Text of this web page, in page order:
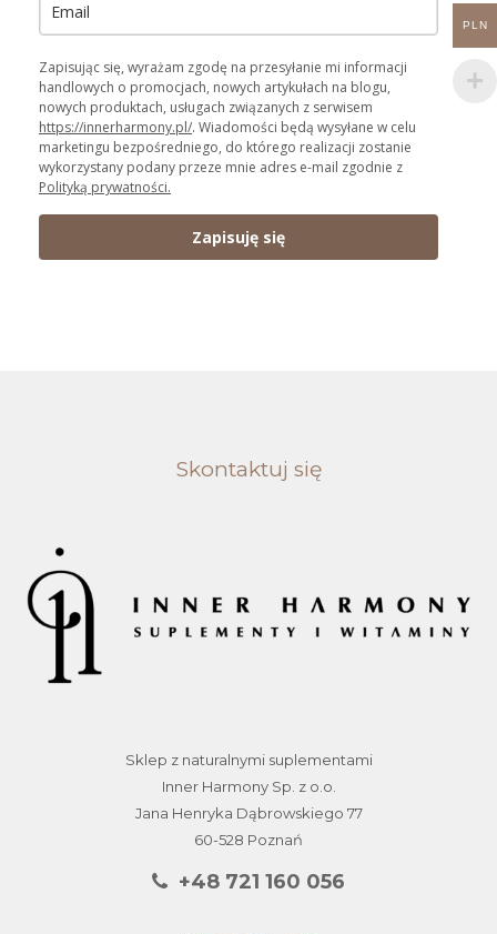
Zapisując się, wyrażam zgodę na przesyłanie mi informacji
handlowych o promocjach, nowych artykułach na blogu,
nowych produktach, usługach związanych z serwisem
https://innerharmony.pl/. Wiadomości będą wysyłane w celu
marketingu bezpośredniego, do którego realizacji zostanie
wykorzystany podany przeze mnie adres e-mail zgodnie z
Polityką prywatności.
Zapisuję się
Skontaktuj się
Sklep z naturalnymi suplementami
Inner Harmony Sp. z o.o.
Jana Henryka Dąbrowskiego 77
60-528 Poznań
+48 721 160 056
PLN